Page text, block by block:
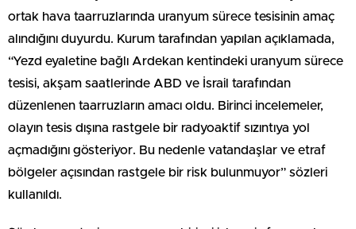
ortak hava taarruzlarında uranyum sürece tesisinin amaç
alındığını duyurdu. Kurum tarafından yapılan açıklamada,
“Yezd eyaletine bağlı Ardekan kentindeki uranyum sürece
tesisi, akşam saatlerinde ABD ve İsrail tarafından
düzenlenen taarruzların amacı oldu. Birinci incelemeler,
olayın tesis dışına rastgele bir radyoaktif sızıntıya yol
açmadığını gösteriyor. Bu nedenle vatandaşlar ve etraf
bölgeler açısından rastgele bir risk bulunmuyor” sözleri
kullanıldı.